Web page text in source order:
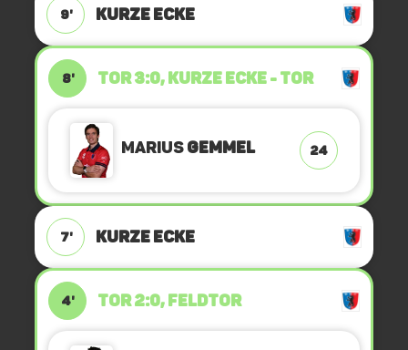
9' KURZE ECKE
8' TOR 3:0, KURZE ECKE - TOR
MariusGemmel 24
7' KURZE ECKE
4' TOR 2:0, FELDTOR